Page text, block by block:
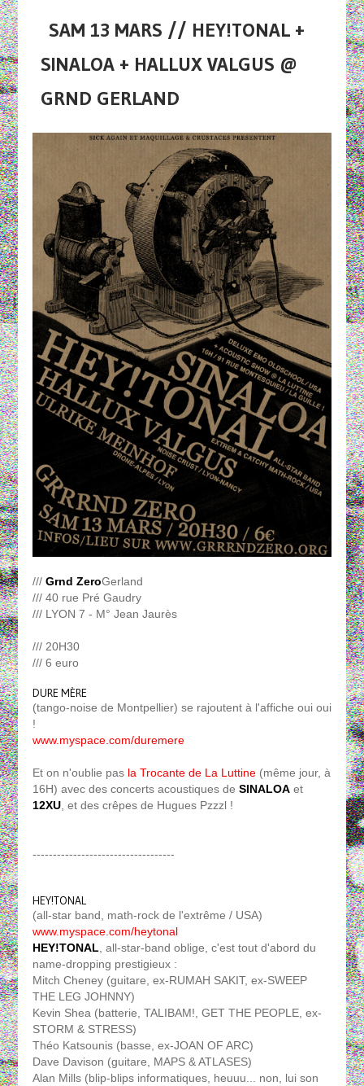
SAM 13 MARS // HEY!TONAL +
SINALOA + HALLUX VALGUS @
GRND GERLAND
/// Grnd ZeroGerland
/// 40 rue Pré Gaudry
/// LYON 7 - M° Jean Jaurès
/// 20H30
/// 6 euro
DURE MÈRE
(tango-noise de Montpellier) se rajoutent à l'affiche oui oui
!
www.myspace.com/duremere
Et on n'oublie pas la Trocante de La Luttine(même jour, à
16H) avec des concerts acoustiques de SINALOAet
12XU, et des crêpes de Hugues Pzzzl !
-----------------------------------
HEY!TONAL
(all-star band, math-rock de l'extrême / USA)
www.myspace.com/heytonal
HEY!TONAL , all-star-band oblige, c'est tout d'abord du
name-dropping prestigieux :
Mitch Cheney (guitare, ex-RUMAH SAKIT, ex-SWEEP
THE LEG JOHNNY)
Kevin Shea (batterie, TALIBAM!, GET THE PEOPLE, ex-
STORM & STRESS)
Théo Katsounis (basse, ex-JOAN OF ARC)
Dave Davison (guitare, MAPS & ATLASES)
Alan Mills (blip-blips informatiques, heuuu... non, lui son